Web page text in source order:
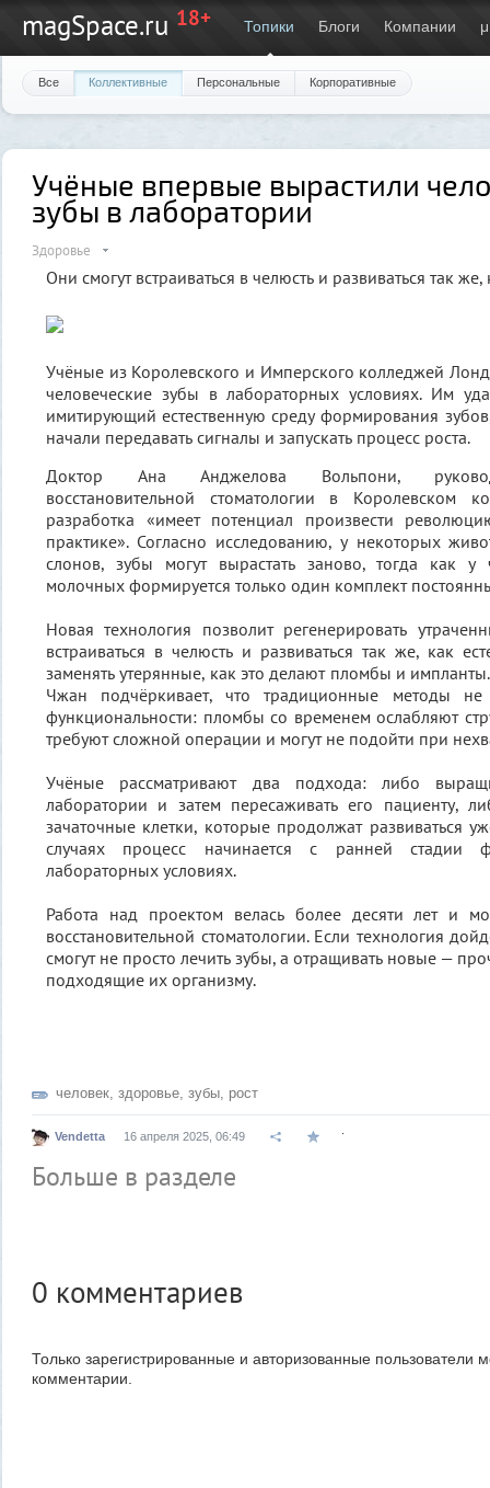
magSpace.ru 18+ Топики Блоги Компании μ
Все Коллективные Персональные Корпоративные
Учёные впервые вырастили
зубы в лаборатории
Здоровье
Они смогут встраиваться в челюсть и развиваться так
Учёные из Королевского и Имперского колледжей
человеческие зубы в лабораторных условиях. Им
имитирующий естественную среду формирования
начали передавать сигналы и запускать процесс роста.
Доктор Ана Анджелова Вольпони,
восстановительной стоматологии в Королевском
разработка «имеет потенциал произвести
практике». Согласно исследованию, у некоторых
слонов, зубы могут вырастать заново, тогда как у
молочных формируется только один комплект
Новая технология позволит регенерировать
встраиваться в челюсть и развиваться так же, как
заменять утерянные, как это делают пломбы и
Чжан подчёркивает, что традиционные методы не
функциональности: пломбы со временем ослабляют
требуют сложной операции и могут не подойти при
Учёные рассматривают два подхода: либо
лаборатории и затем пересаживать его пациенту,
зачаточные клетки, которые продолжат развиваться
случаях процесс начинается с ранней стадии
лабораторных условиях.
Работа над проектом велась более десяти лет и
восстановительной стоматологии. Если технология
смогут не просто лечить зубы, а отращивать новые —
подходящие их организму.
человек, здоровье, зубы, рост
Vendetta 16 апреля 2025, 06:49
Больше в разделе
0 комментариев
Только зарегистрированные и авторизованные пользователи
комментарии.